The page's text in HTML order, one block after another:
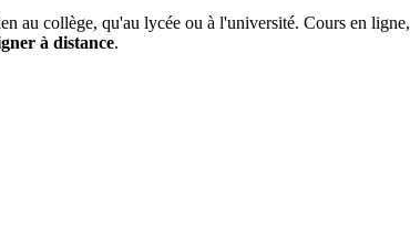
au collège, qu'au lycée ou à l'université. Cours en
à distance.